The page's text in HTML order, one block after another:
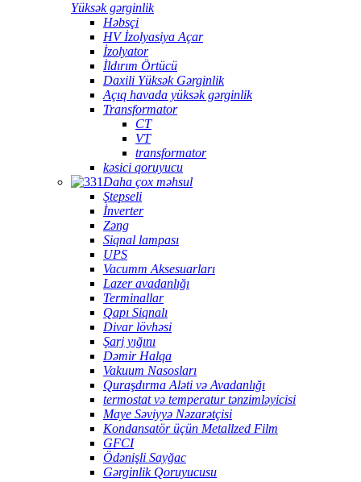
Yüksək gərginlik
Həbsçi
HV İzolyasiya Açar
İzolyator
İldırım Örtücü
Daxili Yüksək Gərginlik
Açıq havada yüksək gərginlik
Transformator
CT
VT
transformator
kəsici qoruyucu
Daha çox məhsul
Ştepseli
İnverter
Zəng
Siqnal lampası
UPS
Vacumm Aksesuarları
Lazer avadanlığı
Terminallar
Qapı Siqnalı
Divar lövhəsi
Şarj yığını
Dəmir Halqa
Vakuum Nasosları
Quraşdırma Aləti və Avadanlığı
termostat və temperatur tənzimləyicisi
Maye Səviyyə Nəzarətçisi
Kondansatör üçün Metallzed Film
GFCI
Ödənişli Sayğac
Gərginlik Qoruyucusu